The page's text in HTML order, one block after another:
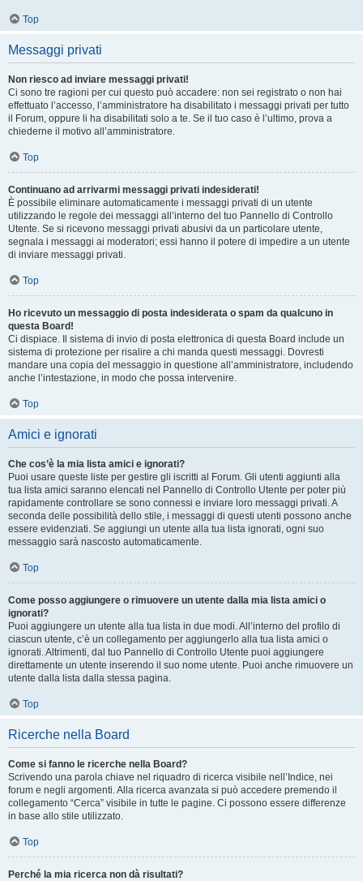
Top
Messaggi privati
Non riesco ad inviare messaggi privati!
Ci sono tre ragioni per cui questo può accadere: non sei registrato o non hai
effettuato l’accesso, l’amministratore ha disabilitato i messaggi privati per tutto
il Forum, oppure li ha disabilitati solo a te. Se il tuo caso è l’ultimo, prova a
chiederne il motivo all’amministratore.
Top
Continuano ad arrivarmi messaggi privati indesiderati!
È possibile eliminare automaticamente i messaggi privati ​​di un utente
utilizzando le regole dei messaggi all’interno del tuo Pannello di Controllo
Utente. Se si ricevono messaggi privati ​​abusivi da un particolare utente,
segnala i messaggi ai moderatori; essi hanno il potere di impedire a un utente
di inviare messaggi privati​​.
Top
Ho ricevuto un messaggio di posta indesiderata o spam da qualcuno in
questa Board!
Ci dispiace. Il sistema di invio di posta elettronica di questa Board include un
sistema di protezione per risalire a chi manda questi messaggi. Dovresti
mandare una copia del messaggio in questione all’amministratore, includendo
anche l’intestazione, in modo che possa intervenire.
Top
Amici e ignorati
Che cos’è la mia lista amici e ignorati?
Puoi usare queste liste per gestire gli iscritti al Forum. Gli utenti aggiunti alla
tua lista amici saranno elencati nel Pannello di Controllo Utente per poter più
rapidamente controllare se sono connessi e inviare loro messaggi privati. A
seconda delle possibilità dello stile, i messaggi di questi utenti possono anche
essere evidenziati. Se aggiungi un utente alla tua lista ignorati, ogni suo
messaggio sarà nascosto automaticamente.
Top
Come posso aggiungere o rimuovere un utente dalla mia lista amici o
ignorati?
Puoi aggiungere un utente alla tua lista in due modi. All’interno del profilo di
ciascun utente, c’è un collegamento per aggiungerlo alla tua lista amici o
ignorati. Altrimenti, dal tuo Pannello di Controllo Utente puoi aggiungere
direttamente un utente inserendo il suo nome utente. Puoi anche rimuovere un
utente dalla lista dalla stessa pagina.
Top
Ricerche nella Board
Come si fanno le ricerche nella Board?
Scrivendo una parola chiave nel riquadro di ricerca visibile nell’Indice, nei
forum e negli argomenti. Alla ricerca avanzata si può accedere premendo il
collegamento “Cerca” visibile in tutte le pagine. Ci possono essere differenze
in base allo stile utilizzato.
Top
Perché la mia ricerca non dà risultati?